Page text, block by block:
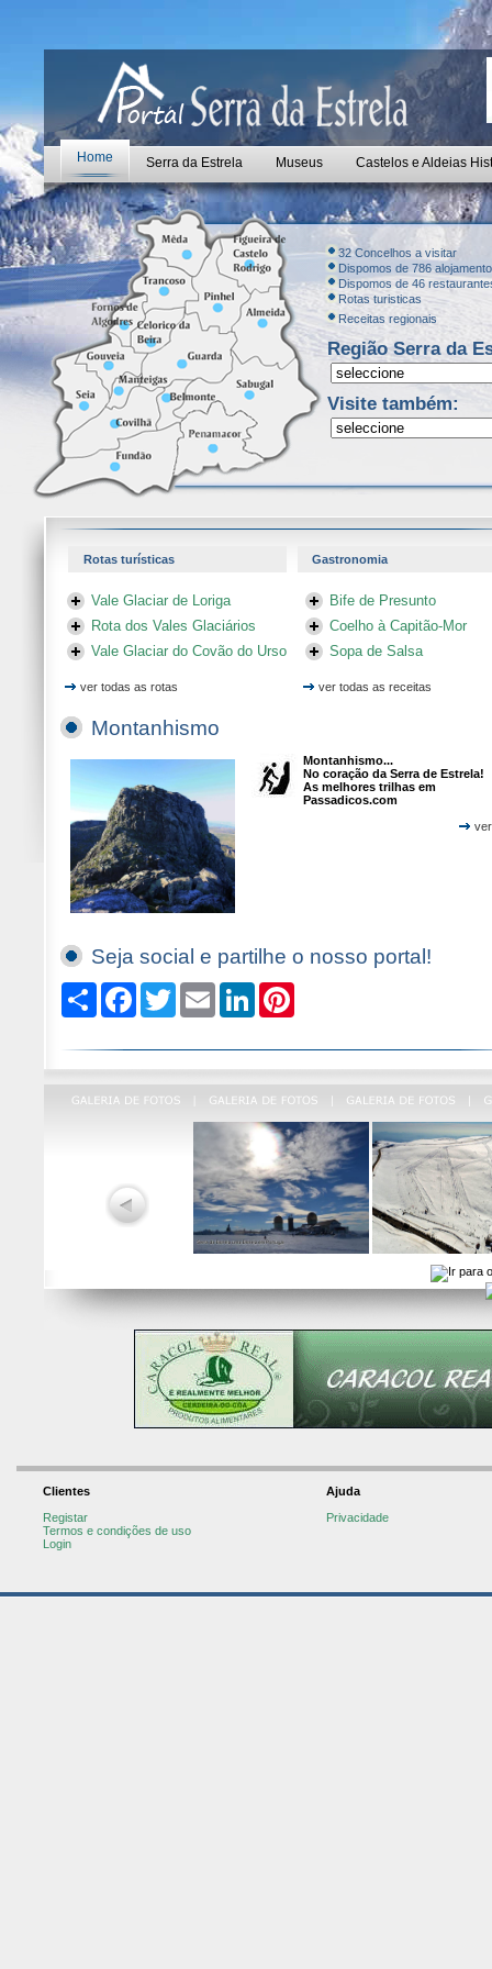
Home Serra da Estrela Museus Castelos e Aldeias
32 Concelhos a visitar
Dispomos de 786
Dispomos de 46
Rotas turisticas
Receitas regionais
Região Serra da
Visite também:
Rotas turísticas Gastronomia
Vale Glaciar de Loriga
Rota dos Vales Glaciários
Vale Glaciar do Covão do Urso
ver todas as rotas
Bife de Presunto
Coelho à Capitão-Mor
Sopa de Salsa
ver todas as receitas
Montanhismo
Montanhismo...
No coração da Serra de Estrela!
As melhores trilhas em
Passadicos.com
Seja social e partilhe o nosso portal!
CompartilheFacebookTwitter Email LinkedIn
Clientes
Registar
Termos e condições de uso
Login
Ajuda
Privacidade